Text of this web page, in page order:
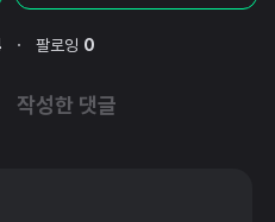
· 팔로잉 0
작성한 댓글